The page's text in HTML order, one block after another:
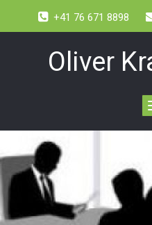
+41 76 671 8898
Oliver